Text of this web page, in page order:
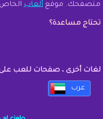
متصفحك. موقع ألعاب
تحتاج مساعدة؟
لغات أخرى ، صفحات للعب على
عرب